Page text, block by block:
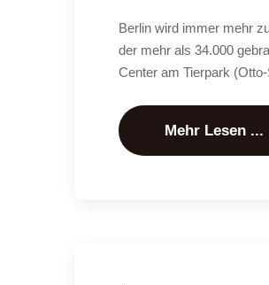
Berlin wird immer mehr
der mehr als 34.000
Center am Tierpark
Mehr Lesen ...